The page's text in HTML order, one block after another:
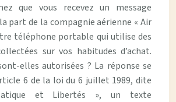
que vous recevez un message
part de la compagnie aérienne « Air
téléphone portable qui utilise des
sur vos habitudes d’achat.
elles autorisées ? La réponse se
6 de la loi du 6 juillet 1989, dite
et Libertés », un texte